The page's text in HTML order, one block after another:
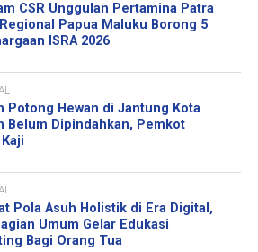
CSR Unggulan Pertamina Patra
Papua Maluku Borong 5
ISRA 2026
Potong Hewan di Jantung Kota
Belum Dipindahkan, Pemkot
Pola Asuh Holistik di Era Digital,
Umum Gelar Edukasi
Bagi Orang Tua